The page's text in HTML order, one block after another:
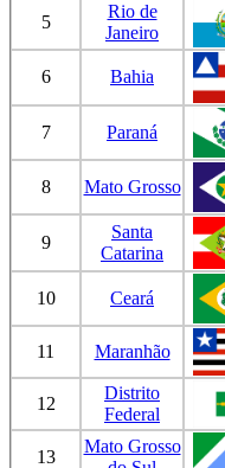
5
Rio de
Janeiro
6 Bahia
7 Paraná
8 Mato Grosso
9
Santa
Catarina
10 Ceará
11 Maranhão
12
Distrito
Federal
13
Mato Grosso